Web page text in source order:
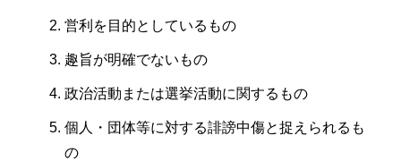
営利を目的としているもの
趣旨が明確でないもの
政治活動または選挙活動に関するもの
個人・団体等に対する誹謗中傷と捉えられるも
の